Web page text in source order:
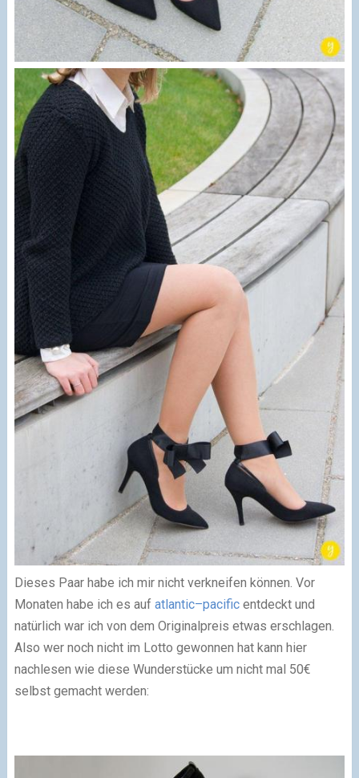
Dieses Paar habe ich mir nicht verkneifen können. Vor
Monaten habe ich es auf atlantic–pacificentdeckt und
natürlich war ich von dem Originalpreis etwas erschlagen.
Also wer noch nicht im Lotto gewonnen hat kann hier
nachlesen wie diese Wunderstücke um nicht mal 50€
selbst gemacht werden: